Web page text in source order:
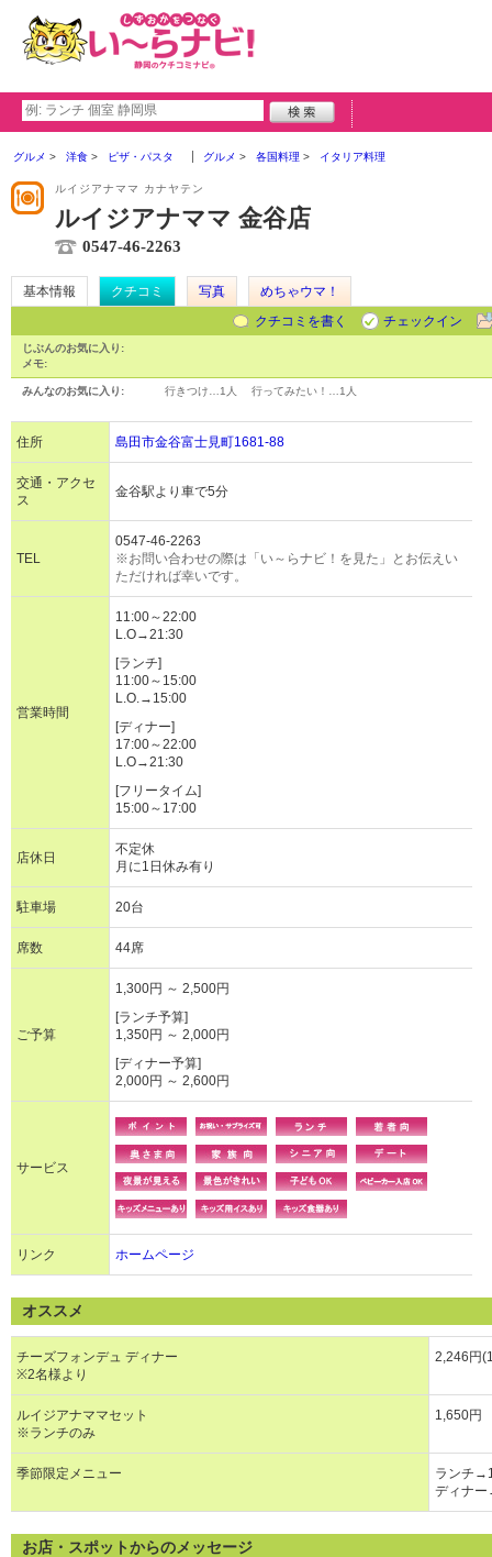
グルメ 洋食 ピザ・パスタ グルメ 各国料理 イタリア料理
ルイジアナママ カナヤテン
ルイジアナママ 金谷店
0547-46-2263
基本情報 クチコミ 写真
めちゃウマ！
クチコミを書く
チェックイン
じぶんのお気に入り:
メモ:
みんなのお気に入り: 行きつけ… 1人 行ってみたい！… 1人
住所 島田市金谷富士見町1681-88
交通・アクセ
ス
金谷駅より車で5分
TEL
0547-46-2263
※お問い合わせの際は「い～らナビ！を見た」とお伝えい
ただければ幸いです。
営業時間
11:00～22:00
L.O→21:30
[ランチ]
11:00～15:00
L.O.→15:00
[ディナー]
17:00～22:00
L.O→21:30
[フリータイム]
15:00～17:00
店休日
不定休
月に1日休み有り
駐車場 20台
席数 44席
ご予算
1,300円 ～ 2,500円
[ランチ予算]
1,350円 ～ 2,000円
[ディナー予算]
2,000円 ～ 2,600円
サービス
リンク ホームページ
オススメ
チーズフォンデュ ディナー
※2名様より
2,246円
ルイジアナママセット
※ランチのみ
1,650円
季節限定メニュー
ランチ
ディナ
お店・スポットからのメッセージ